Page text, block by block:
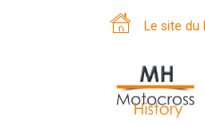
Le site